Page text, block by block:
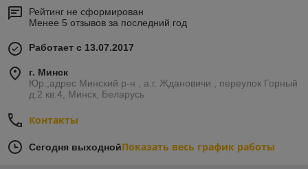
Рейтинг не сформирован
Менее 5 отзывов за последний год
Работает с 13.07.2017
г. Минск
Юр.,адрес Минский р-н , а.г. Ждановичи , переулок Горный
д.2 кв.4, Минск, Беларусь
Контакты
Сегодня выходнойПоказать весь график работы